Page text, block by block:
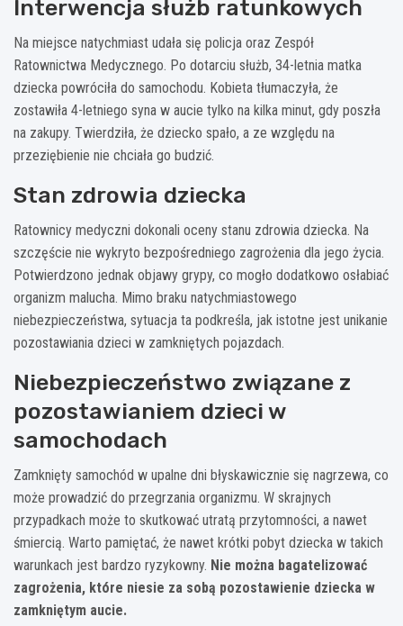
Interwencja służb ratunkowych
Na miejsce natychmiast udała się policja oraz Zespół
Ratownictwa Medycznego. Po dotarciu służb, 34-letnia matka
dziecka powróciła do samochodu. Kobieta tłumaczyła, że
zostawiła 4-letniego syna w aucie tylko na kilka minut, gdy poszła
na zakupy. Twierdziła, że dziecko spało, a ze względu na
przeziębienie nie chciała go budzić.
Stan zdrowia dziecka
Ratownicy medyczni dokonali oceny stanu zdrowia dziecka. Na
szczęście nie wykryto bezpośredniego zagrożenia dla jego życia.
Potwierdzono jednak objawy grypy, co mogło dodatkowo osłabiać
organizm malucha. Mimo braku natychmiastowego
niebezpieczeństwa, sytuacja ta podkreśla, jak istotne jest unikanie
pozostawiania dzieci w zamkniętych pojazdach.
Niebezpieczeństwo związane z
pozostawianiem dzieci w
samochodach
Zamknięty samochód w upalne dni błyskawicznie się nagrzewa, co
może prowadzić do przegrzania organizmu. W skrajnych
przypadkach może to skutkować utratą przytomności, a nawet
śmiercią. Warto pamiętać, że nawet krótki pobyt dziecka w takich
warunkach jest bardzo ryzykowny. Nie można bagatelizować
zagrożenia, które niesie za sobą pozostawienie dziecka w
zamkniętym aucie.